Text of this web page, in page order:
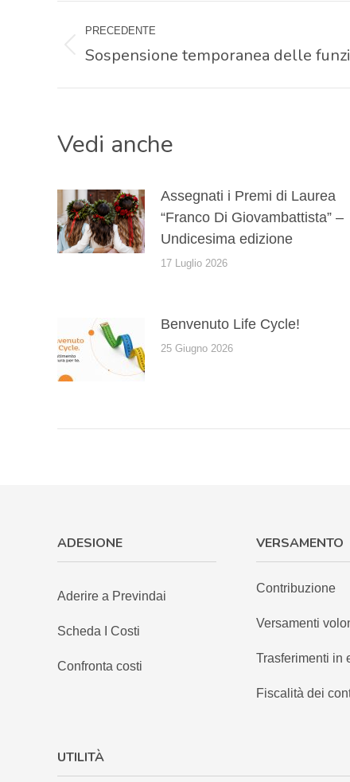
Naviga
tra
post
PRECEDENTE
Post
Sospensione temporanea delle
Vedi anche
Assegnati i Premi di Laurea
“Franco Di Giovambattista” –
Undicesima edizione
17 Luglio 2026
Benvenuto Life Cycle!
25 Giugno 2026
ADESIONE
Aderire a Previndai
Scheda I Costi
Confronta costi
VERSAMENTO
Contribuzione
Versamenti
Trasferimenti in
Fiscalità dei
UTILITÀ